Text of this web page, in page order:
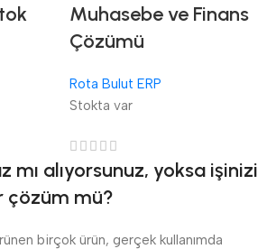
Muhasebe ve Finans
Çözümü
Rota Bulut ERP
Stokta var
mı alıyorsunuz, yoksa işinizi
çözüm mü?
birçok ürün, gerçek kullanımda